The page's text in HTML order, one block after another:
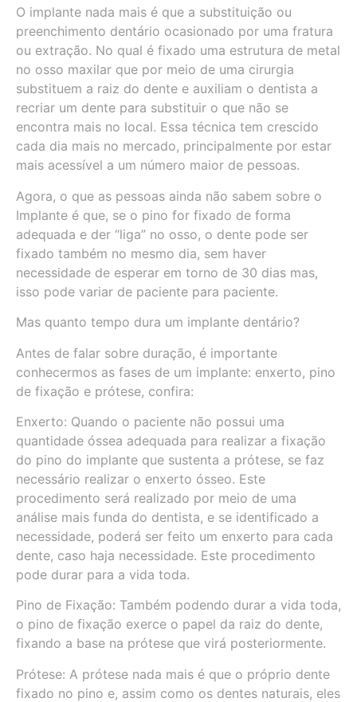
O implante nada mais é que a substituição ou
preenchimento dentário ocasionado por uma fratura
ou extração. No qual é fixado uma estrutura de metal
no osso maxilar que por meio de uma cirurgia
substituem a raiz do dente e auxiliam o dentista a
recriar um dente para substituir o que não se
encontra mais no local. Essa técnica tem crescido
cada dia mais no mercado, principalmente por estar
mais acessível a um número maior de pessoas.
Agora, o que as pessoas ainda não sabem sobre o
Implante é que, se o pino for fixado de forma
adequada e der “liga” no osso, o dente pode ser
fixado também no mesmo dia, sem haver
necessidade de esperar em torno de 30 dias mas,
isso pode variar de paciente para paciente.
Mas quanto tempo dura um implante dentário?
Antes de falar sobre duração, é importante
conhecermos as fases de um implante: enxerto, pino
de fixação e prótese, confira:
Enxerto: Quando o paciente não possui uma
quantidade óssea adequada para realizar a fixação
do pino do implante que sustenta a prótese, se faz
necessário realizar o enxerto ósseo. Este
procedimento será realizado por meio de uma
análise mais funda do dentista, e se identificado a
necessidade, poderá ser feito um enxerto para cada
dente, caso haja necessidade. Este procedimento
pode durar para a vida toda.
Pino de Fixação: Também podendo durar a vida toda,
o pino de fixação exerce o papel da raiz do dente,
fixando a base na prótese que virá posteriormente.
Prótese: A prótese nada mais é que o próprio dente
fixado no pino e, assim como os dentes naturais, eles